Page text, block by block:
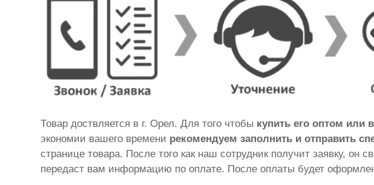
Товар доствляется в г. Орел. Для того чтобы купить его оптом или
экономии вашего времени рекомендуем заполнить и отправить
странице товара. После того как наш сотрудник получит заявку, он
передаст вам информацию по оплате. После оплаты будет